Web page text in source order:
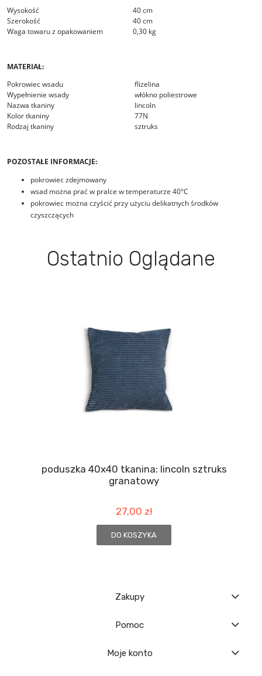
Wysokość
40 cm
Szerokość
40 cm
Waga towaru z opakowaniem
0,30 kg
MATERIAŁ:
Pokrowiec wsadu
flizelina
Wypełnienie wsady
włókno poliestrowe
Nazwa tkaniny
lincoln
Kolor tkaniny
77N
Rodzaj tkaniny
sztruks
POZOSTAŁE INFORMACJE:
pokrowiec zdejmowany
wsad można prać w pralce w temperaturze 40°C
pokrowiec można czyścić przy użyciu delikatnych środków
czyszczących
Ostatnio Oglądane
poduszka 40x40 tkanina: lincoln sztruks
granatowy
27,00 zł
DO KOSZYKA
Zakupy
Pomoc
Moje konto